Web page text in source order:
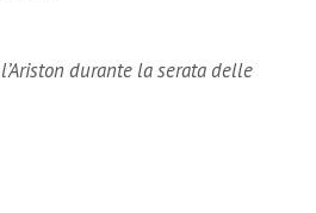
durante la serata delle